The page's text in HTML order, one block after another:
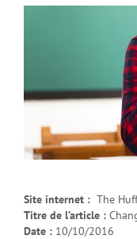
Site internet : The
Titre de l’article :
Date : 10/10/2016